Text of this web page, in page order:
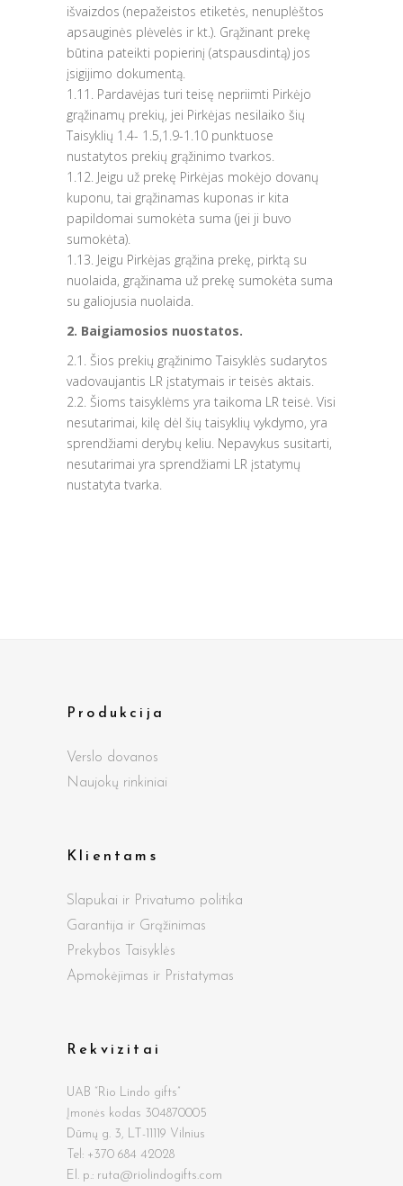
išvaizdos (nepažeistos etiketės, nenuplėštos
apsauginės plėvelės ir kt.). Grąžinant prekę
būtina pateikti popierinį (atspausdintą) jos
įsigijimo dokumentą.
1.11. Pardavėjas turi teisę nepriimti Pirkėjo
grąžinamų prekių, jei Pirkėjas nesilaiko šių
Taisyklių 1.4- 1.5,1.9-1.10 punktuose
nustatytos prekių grąžinimo tvarkos.
1.12. Jeigu už prekę Pirkėjas mokėjo dovanų
kuponu, tai grąžinamas kuponas ir kita
papildomai sumokėta suma (jei ji buvo
sumokėta).
1.13. Jeigu Pirkėjas grąžina prekę, pirktą su
nuolaida, grąžinama už prekę sumokėta suma
su galiojusia nuolaida.
2. Baigiamosios nuostatos.
2.1. Šios prekių grąžinimo Taisyklės sudarytos
vadovaujantis LR įstatymais ir teisės aktais.
2.2. Šioms taisyklėms yra taikoma LR teisė. Visi
nesutarimai, kilę dėl šių taisyklių vykdymo, yra
sprendžiami derybų keliu. Nepavykus susitarti,
nesutarimai yra sprendžiami LR įstatymų
nustatyta tvarka.
Produkcija
Verslo dovanos
Naujokų rinkiniai
Klientams
Slapukai ir Privatumo politika
Garantija ir Grąžinimas
Prekybos Taisyklės
Apmokėjimas ir Pristatymas
Rekvizitai
UAB “Rio Lindo gifts”
Įmonės kodas 304870005
Dūmų g. 3, LT-11119 Vilnius
Tel: +370 684 42028
El. p.: ruta@riolindogifts.com